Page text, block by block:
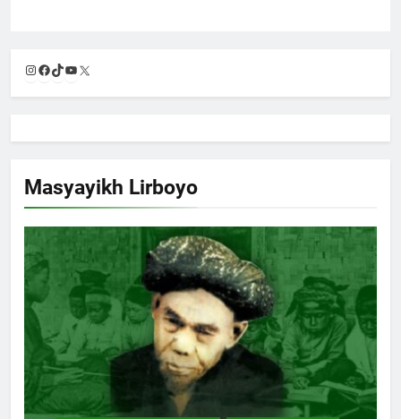
Instagram
Facebook
TikTok
YouTube
Masyayikh Lirboyo